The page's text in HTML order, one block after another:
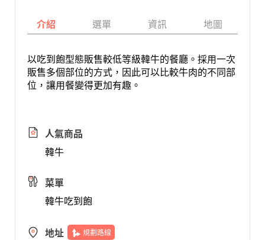
介紹 選單 資訊 地圖
以吃到飽型態販售較低等級韓牛的餐廳。採用一次
販售多個部位的方式，因此可以比較牛肉的不同部
位，讓用餐變得更加有趣。
人氣商品
韓牛
菜單
韓牛吃到飽
地址 規劃路線